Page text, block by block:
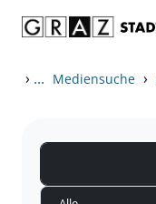
› ... Mediensuche ›